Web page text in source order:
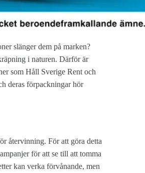
slänger dem på marken?
i naturen. Därför är
som Håll Sverige Rent och
deras förpackningar hör
återvinning. För att göra detta
för att se till att tomma
kan verka förvånande, men